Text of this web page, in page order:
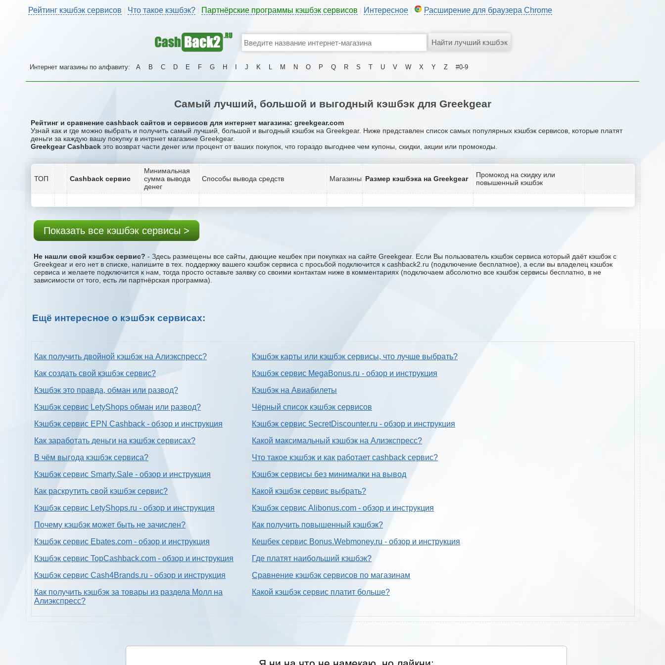
Рейтинг кэшбэк сервисов Что такое кэшбэк? Партнёрские программы кэшбэк сервисов Интересное Расширение для браузера Chrome
Интернет магазины по алфавиту: A B C D E F G H J K L M N O P Q R S T U V W X Y Z #0-9
Самый лучший, большой и выгодный кэшбэк для Greekgear
Рейтинг и сравнение cashback сайтов и сервисов для интернет магазина: greekgear.com
Узнай как и где можно выбрать и получить самый лучший, большой и выгодный кэшбэк на Greekgear. Ниже представлен список самых популярных кэшбэк сервисов, которые платят
деньги за каждую вашу покупку в интрнет магазине Greekgear.
Greekgear Cashback это возврат части денег или процент от ваших покупок, что гораздо выгоднее чем купоны, скидки, акции или промокоды.
ТОП Cashback сервис
Минимальная
сумма вывода
денег
Способы вывода средств Магазины Размер кэшбэка на Greekgear
Промокод на скидку или
повышенный кэшбэк
Показать все кэшбэк сервисы >
Не нашли свой кэшбэк сервис? - Здесь размещены все сайты, дающие кешбек при покупках на сайте Greekgear. Если Вы пользователь кэшбэк сервиса который даёт кэшбэк с
Greekgear и его нет в списке, напишите в тех. поддержку вашего кэшбэк сервиса с проcьбой подключится к cashback2.ru (подключение бесплатное), а если вы владелец кэшбэк
сервиса и желаете подключится к нам, тогда просто оставьте заявку со своими контактам ниже в комментариях (подключаем абсолютно все кэшбэк сервисы бесплатно, в не
зависимости от того, есть ли партнёрская программа).
Ещё интересное о кэшбэк сервисах:
Как получить двойной кэшбэк на Алиэкспресс?
Как создать свой кэшбэк сервис?
Кэшбэк это правда, обман или развод?
Кэшбэк сервис LetyShops обман или развод?
Кэшбэк сервис EPN Cashback - обзор и инструкция
Как заработать деньги на кэшбэк сервисах?
В чём выгода кэшбэк сервиса?
Кэшбэк сервис Smarty.Sale - обзор и инструкция
Как раскрутить свой кэшбэк сервис?
Кэшбэк сервис LetyShops.ru - обзор и инструкция
Почему кэшбэк может быть не зачислен?
Кэшбэк сервис Ebates.com - обзор и инструкция
Кэшбэк сервис TopCashback.com - обзор и инструкция
Кэшбэк сервис Cash4Brands.ru - обзор и инструкция
Как получить кэшбэк за товары из раздела Молл на
Алиэкспресс?
Кэшбэк карты или кэшбэк сервисы, что лучше выбрать?
Кэшбэк сервис MegaBonus.ru - обзор и инструкция
Кэшбэк на Авиабилеты
Чёрный список кэшбэк сервисов
Кэшбэк сервис SecretDiscounter.ru - обзор и инструкция
Какой максимальный кэшбэк на Алиэкспресс?
Что такое кэшбэк и как работает cashback сервис?
Кэшбэк сервисы без минималки на вывод
Какой кэшбэк сервис выбрать?
Кэшбэк сервис Alibonus.com - обзор и инструкция
Как получить повышенный кэшбэк?
Кешбек сервис Bonus.Webmoney.ru - обзор и инструкция
Где платят наибольший кэшбэк?
Сравнение кэшбэк сервисов по магазинам
Какой кэшбэк сервис платит больше?